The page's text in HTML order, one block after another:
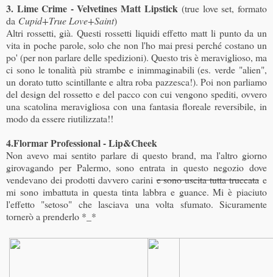
3. Lime Crime - Velvetines Matt Lipstick (true love set, formato
da Cupid+True Love+Saint)
Altri rossetti, già. Questi rossetti liquidi effetto matt li punto da un
vita in poche parole, solo che non l'ho mai presi perché costano un
po' (per non parlare delle spedizioni). Questo tris è meraviglioso, ma
ci sono le tonalità più strambe e inimmaginabili (es. verde "alien",
un dorato tutto scintillante e altra roba pazzesca!). Poi non parliamo
del design del rossetto e del pacco con cui vengono spediti, ovvero
una scatolina meravigliosa con una fantasia floreale reversibile, in
modo da essere riutilizzata!!
4.Flormar Professional - Lip&Cheek
Non avevo mai sentito parlare di questo brand, ma l'altro giorno
girovagando per Palermo, sono entrata in questo negozio dove
vendevano dei prodotti davvero carinie sono uscita tutta truccata e
mi sono imbattuta in questa tinta labbra e guance. Mi è piaciuto
l'effetto "setoso" che lasciava una volta sfumato. Sicuramente
tornerò a prenderlo *_*